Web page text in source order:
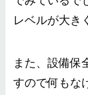
レベルが大き
また、設備保
すので何もな